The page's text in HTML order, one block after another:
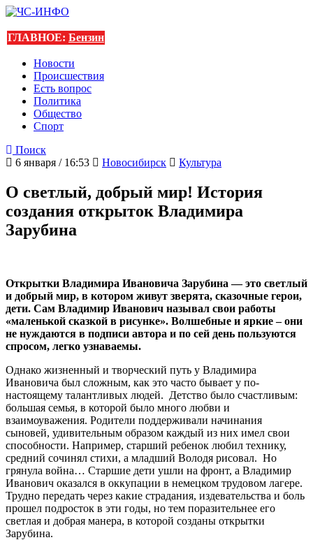
ГЛАВНОЕ: Бензин
Новости
Происшествия
Есть вопрос
Политика
Общество
Спорт
Поиск
6 января / 16:53
Новосибирск Культура
О светлый, добрый мир! История
создания открыток Владимира
Зарубина
Открытки Владимира Ивановича Зарубина — это светлый
и добрый мир, в котором живут зверята, сказочные герои,
дети. Сам Владимир Иванович называл свои работы
«маленькой сказкой в рисунке». Волшебные и яркие – они
не нуждаются в подписи автора и по сей день пользуются
спросом, легко узнаваемы.
Однако жизненный и творческий путь у Владимира
Ивановича был сложным, как это часто бывает у по-
настоящему талантливых людей. Детство было счастливым:
большая семья, в которой было много любви и
взаимоуважения. Родители поддерживали начинания
сыновей, удивительным образом каждый из них имел свои
способности. Например, старший ребенок любил технику,
средний сочинял стихи, а младший Володя рисовал. Но
грянула война… Старшие дети ушли на фронт, а Владимир
Иванович оказался в оккупации в немецком трудовом лагере.
Трудно передать через какие страдания, издевательства и боль
прошел подросток в эти годы, но тем поразительнее его
светлая и добрая манера, в которой созданы открытки
Зарубина.